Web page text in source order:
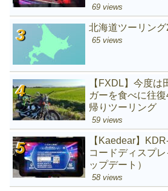
69 views
北海道ツーリン
65 views
【FXDL】今度は
ガーを食べに往
帰りツーリング
59 views
【Kaedear】
コードディスプ
ップデート）
58 views